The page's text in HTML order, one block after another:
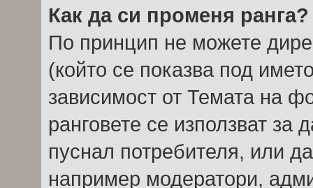
Как да си променя ранга?
По принцип не можете
(който се показва под
зависимост от Темата на
ранговете се използват
пуснал потребителя, или
например модератори,